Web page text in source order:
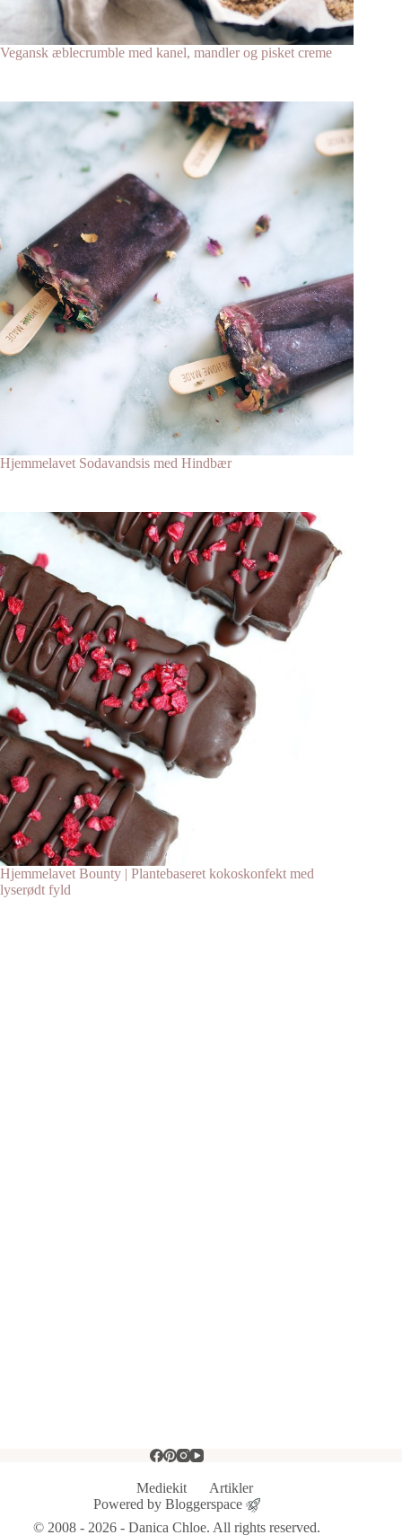
Vegansk æblecrumble med kanel, mandler og pisket creme
Hjemmelavet Sodavandsis med Hindbær
Hjemmelavet Bounty | Plantebaseret kokoskonfekt med
lyserødt fyld
Mediekit
Artikler
Powered byBloggerspace
© 2008 - 2026 - Danica Chloe. All rights reserved.